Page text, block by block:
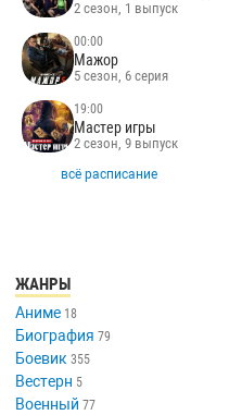
2 сезон, 1 выпуск
00:00
Мажор
5 сезон, 6 серия
19:00
Мастер игры
2 сезон, 9 выпуск
всё расписание
ЖАНРЫ
Аниме 18
Биография 79
Боевик 355
Вестерн 5
Военный 77